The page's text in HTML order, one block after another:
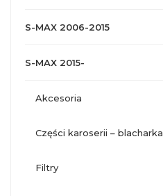
S-MAX 2006-2015
S-MAX 2015-
akcesoria
części karoserii – blacharka
filtry